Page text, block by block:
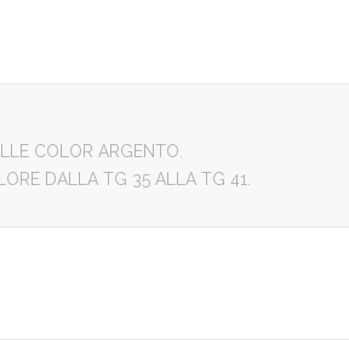
COLOR ARGENTO.
DALLA TG 35 ALLA TG 41.